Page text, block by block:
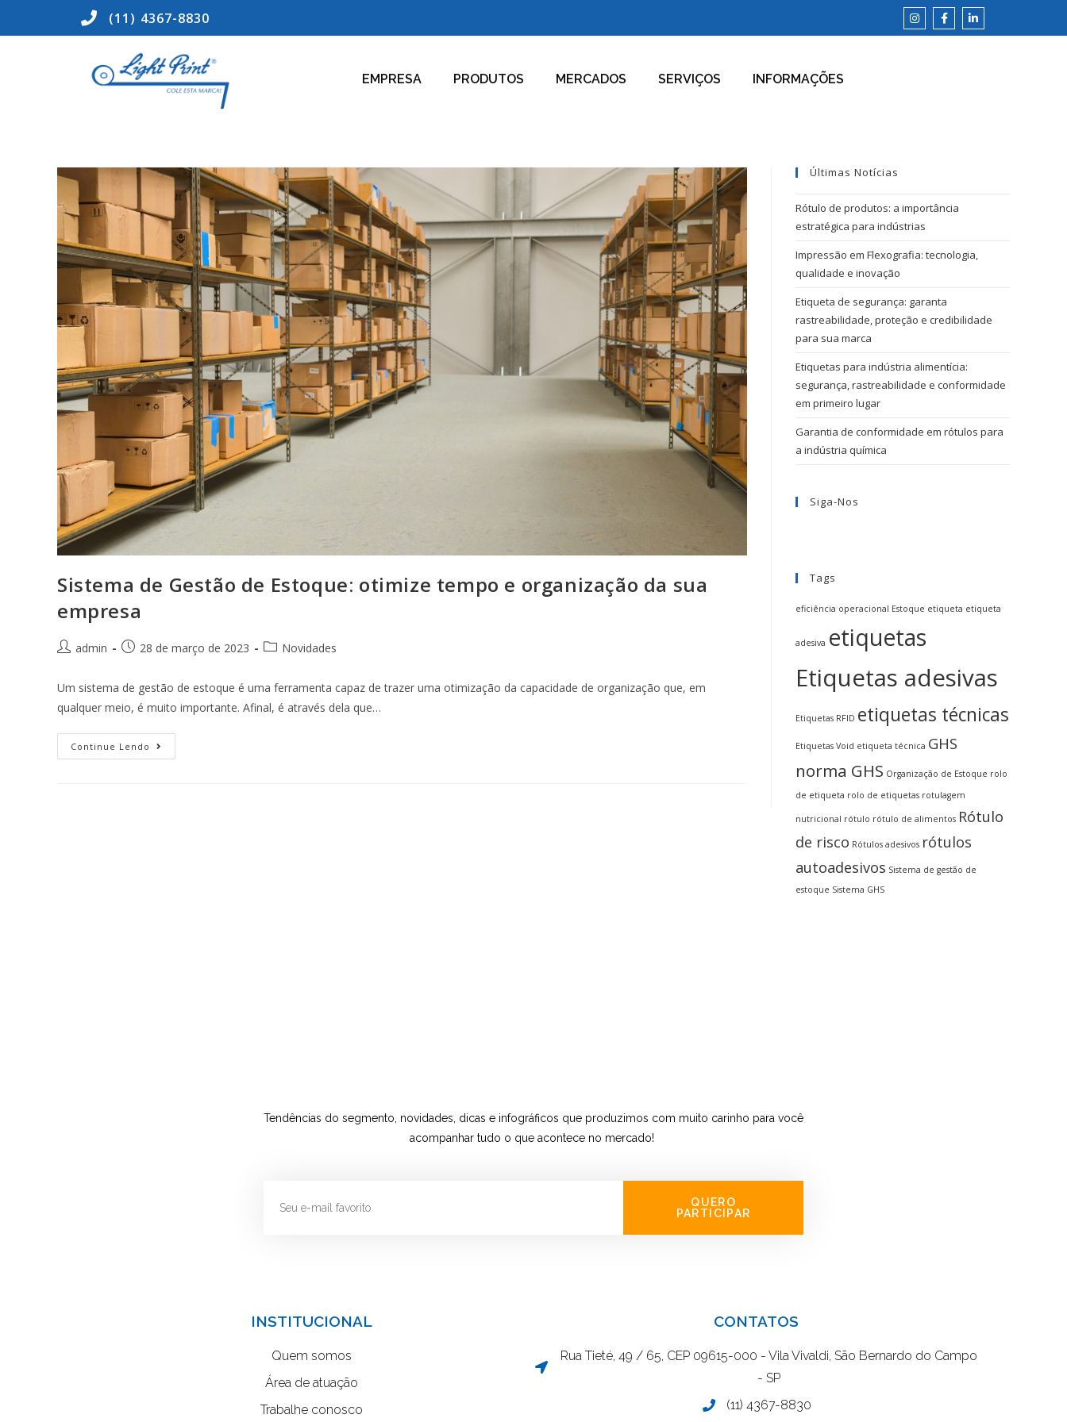
(11) 4367-8830
EMPRESA PRODUTOS MERCADOS SERVIÇOS INFORMAÇÕES
Sistema de Gestão de Estoque: otimize tempo e organização da sua
empresa
admin 28 de março de 2023 Novidades
Um sistema de gestão de estoque é uma ferramenta capaz de trazer uma otimização da capacidade de organização que, em
qualquer meio, é muito importante. Afinal, é através dela que…
Continue Lendo
Últimas Notícias
Rótulo de produtos: a importância
estratégica para indústrias
Impressão em Flexografia: tecnologia,
qualidade e inovação
Etiqueta de segurança: garanta
rastreabilidade, proteção e credibilidade
para sua marca
Etiquetas para indústria alimentícia:
segurança, rastreabilidade e conformidade
em primeiro lugar
Garantia de conformidade em rótulos para
a indústria química
Siga-Nos
Tags
eficiência operacional Estoque etiqueta etiqueta
adesiva etiquetas
Etiquetas adesivas
Etiquetas RFID etiquetas técnicas
Etiquetas Void etiqueta técnica GHS
norma GHS Organização de Estoque rolo
de etiqueta rolo de etiquetas rotulagem
nutricional rótulo rótulo de alimentos Rótulo
de risco Rótulos adesivos rótulos
autoadesivos Sistema de gestão de
estoque Sistema GHS
Tendências do segmento, novidades, dicas e infográficos que produzimos com muito carinho para você
acompanhar tudo o que acontece no mercado!
QUERO
PARTICIPAR
INSTITUCIONAL
Quem somos
Área de atuação
Trabalhe conosco
CONTATOS
Rua Tieté, 49 / 65, CEP 09615-000 - Vila Vivaldi, São Bernardo do Campo
- SP
(11) 4367-8830